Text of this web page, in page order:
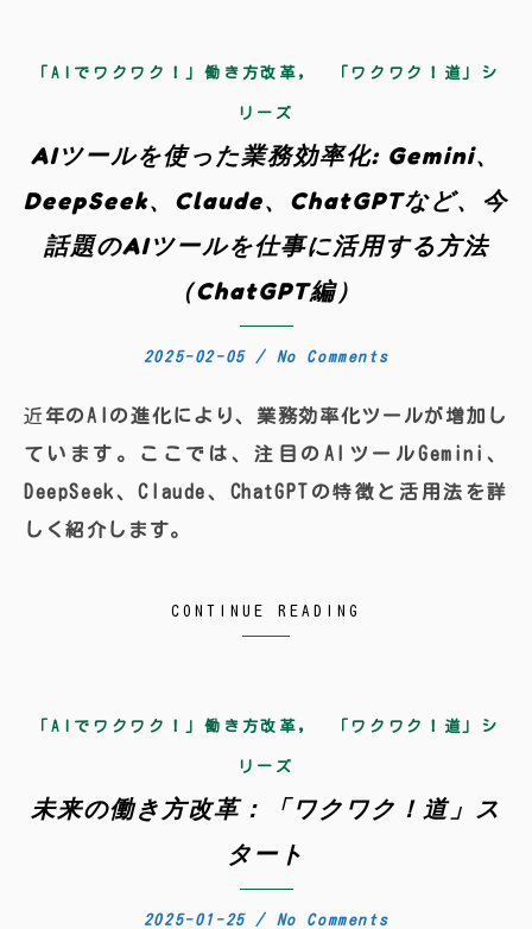
「AIでワクワク！」働き方改革 , 「ワクワク！道」シ
リーズ
AIツールを使った業務効率化: Gemini、
DeepSeek、Claude、ChatGPTなど、今
話題のAIツールを仕事に活用する方法
（ChatGPT編）
2025-02-05 / No Comments
近年のAIの進化により、業務効率化ツールが増加し
ています。ここでは、注目のAIツールGemini、
DeepSeek、Claude、ChatGPTの特徴と活用法を詳
しく紹介します。
CONTINUE READING
「AIでワクワク！」働き方改革 , 「ワクワク！道」シ
リーズ
未来の働き方改革：「ワクワク！道」ス
タート
2025-01-25 / No Comments